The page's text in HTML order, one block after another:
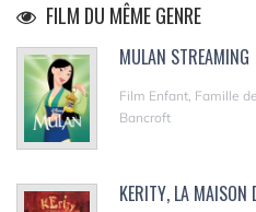
FILM DU MÊME GENRE
MULAN STREAMING
Film Enfant, Famille
Bancroft
KERITY, LA MAISON